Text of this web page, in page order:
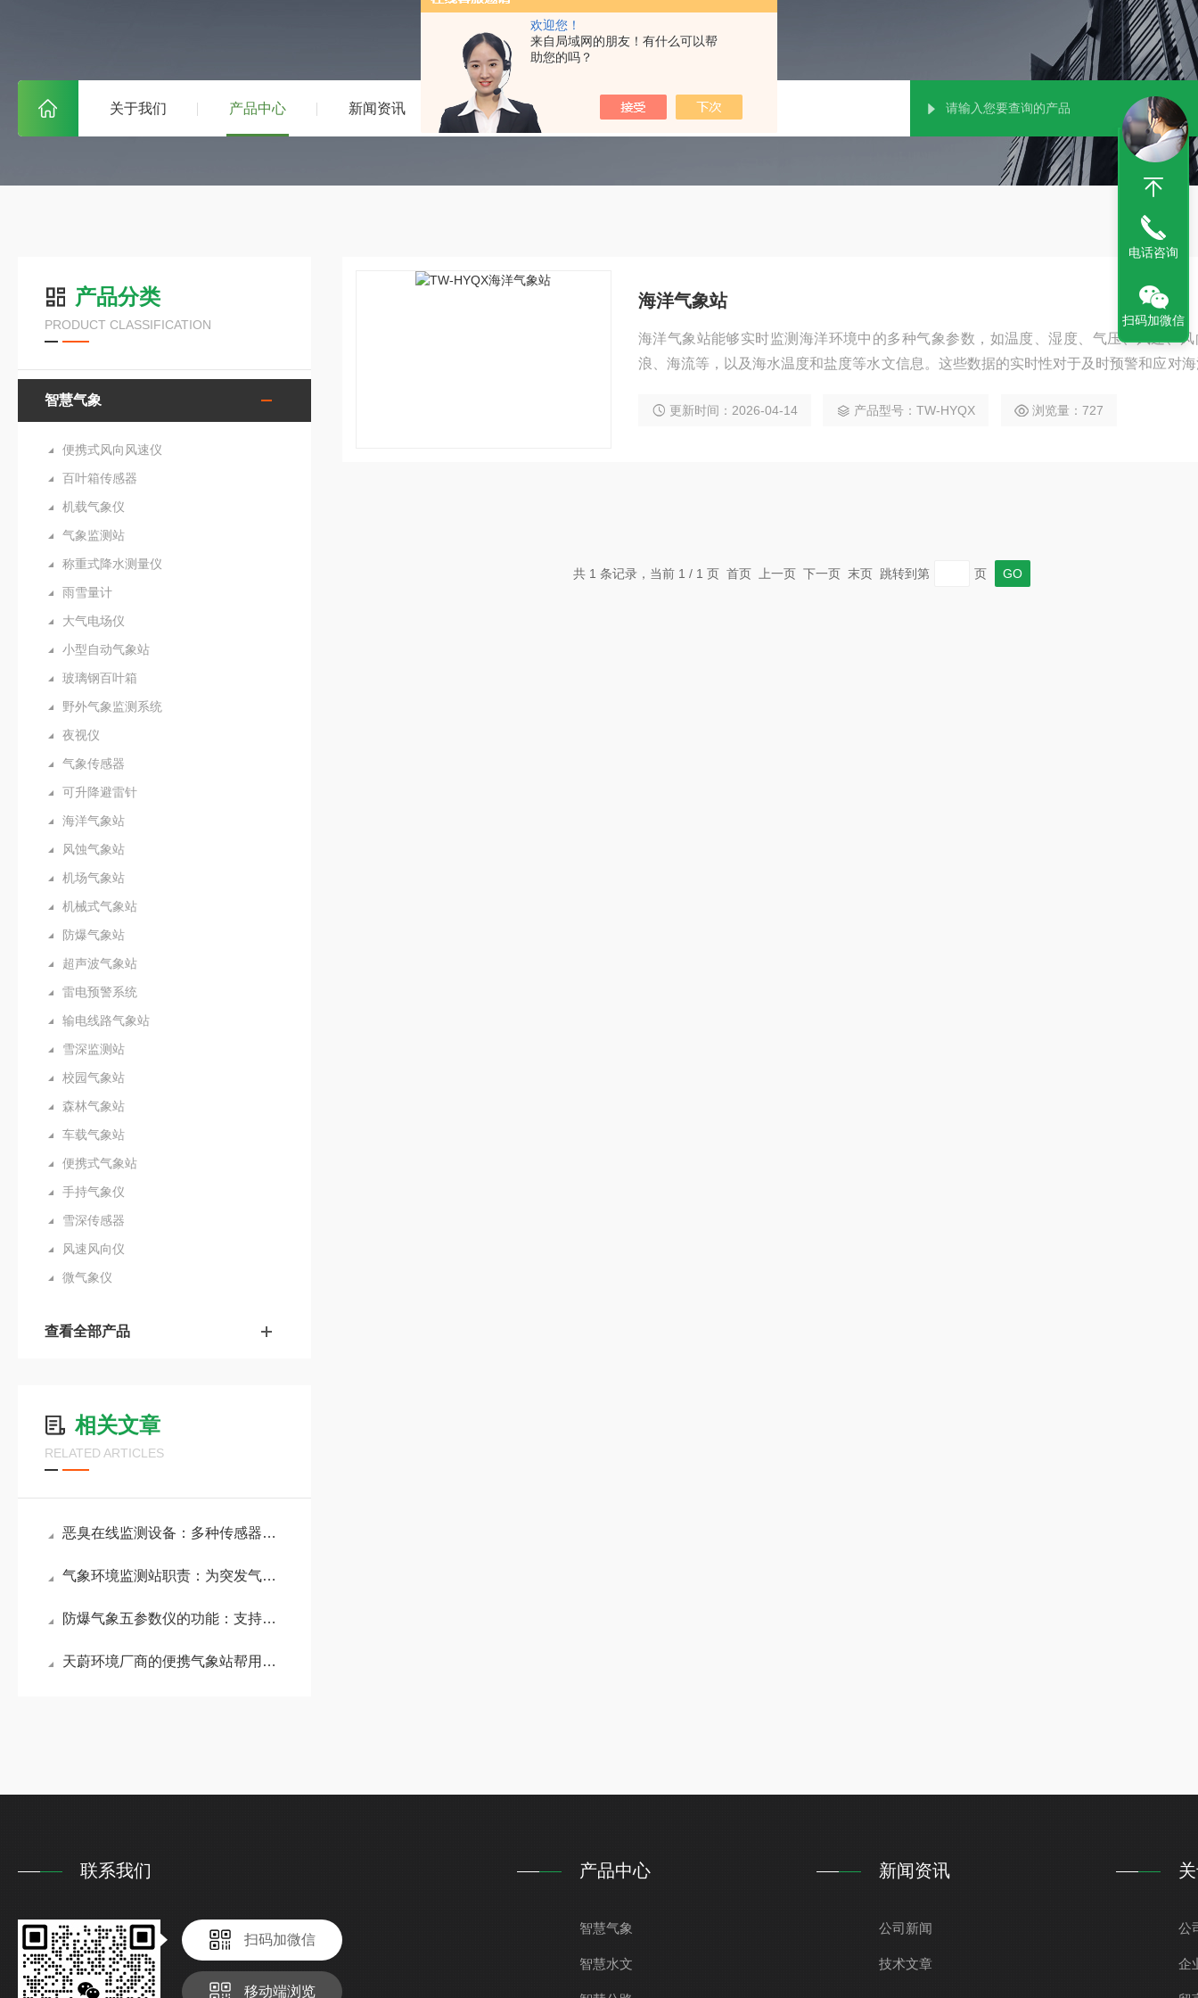
欢迎您！
来自局域网的朋友！有什么可以帮
助您的吗？
关于我们 产品中心 新闻资讯 技术文章 在线留言 联系我们
产品分类
PRODUCT CLASSIFICATION
智慧气象
便携式风向风速仪
百叶箱传感器
机载气象仪
气象监测站
称重式降水测量仪
雨雪量计
大气电场仪
小型自动气象站
玻璃钢百叶箱
野外气象监测系统
夜视仪
气象传感器
可升降避雷针
海洋气象站
风蚀气象站
机场气象站
机械式气象站
防爆气象站
超声波气象站
雷电预警系统
输电线路气象站
雪深监测站
校园气象站
森林气象站
车载气象站
便携式气象站
手持气象仪
雪深传感器
风速风向仪
微气象仪
查看全部产品
相关文章
RELATED ARTICLES
恶臭在线监测设备：多种传感器混合阵列组合，全面捕捉恶臭成分变化
气象环境监测站职责：为突发气象灾害的应急监测提供数据，减少灾害损失
防爆气象五参数仪的功能：支持数据趋势预测、历史查询及报表生成
天蔚环境厂商的便携气象站帮用户避开“功能冗余”与“低价劣质”陷阱
海洋气象站
海洋气象站能够实时监测海洋环境中的多种气象参数，如温度、湿度、气压、风速、
浪、海流等，以及海水温度和盐度等水文信息。这些数据的实时性对于及时预警和应对
靠性，为气象预报和海洋科学研究提供了精确的基础资料。
更新时间：2026-04-14 产品型号：TW-HYQX 浏览量：727
共 1 条记录，当前 1 / 1 页 首页 上一页 下一页 末页 跳转到第 页
联系我们
扫码加微信
移动端浏览
产品中心
智慧气象
智慧水文
新闻资讯
公司新闻
技术文章
公
企
电话咨询
扫码加微信